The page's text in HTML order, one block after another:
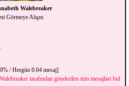
Walebreaker
Görmeye Alışın
/ Hergün 0.04 mesaj]
tarafından gönderilen tüm mesajları bul